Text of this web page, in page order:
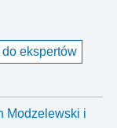
do ekspertów
Modzelewski i